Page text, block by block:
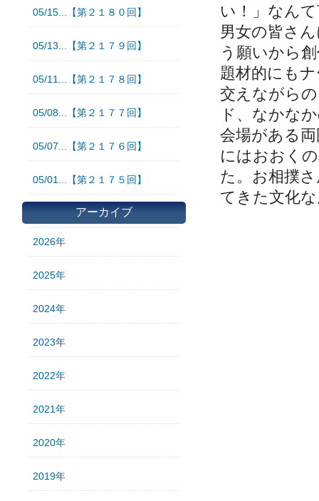
05/15...【第２１８０回】
05/13...【第２１７９回】
05/11...【第２１７８回】
05/08...【第２１７７回】
05/07...【第２１７６回】
05/01...【第２１７５回】
アーカイブ
2026年
2025年
2024年
2023年
2022年
2021年
2020年
2019年
い！」なん
男女の皆さ
う願いから
題材的にも
交えながら
ド、なかな
会場がある
にはおおく
た。お相撲
てきた文化